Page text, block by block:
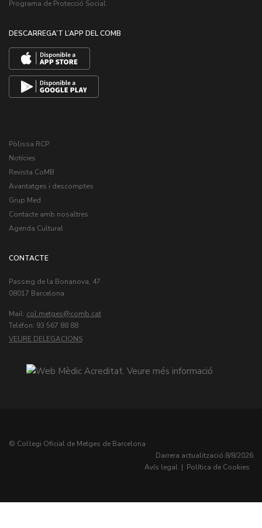
Programa de Protecció Social
DESCARREGA’T L’APP DEL COMB
Pòlissa RCP
Notícies
Revista CoMB
Avantatges i descomptes
Grup Med
Contacte amb nosaltres
Agenda Cultural
CONTACTE
Passeig de la Bonanova, 47
08017 Barcelona
Mail: col.metges
Teléfon: 93 567 88 88
VEURE DELEGACIONS
© Col·legi Oficial de Metges de Barcelona
Darrera actualització:8/8/2026
Avís legal | Política de Cookies